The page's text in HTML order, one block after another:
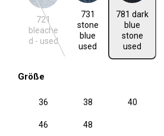
721
bleache
d - used
721 bleached - used
(Diese Option ist zurzeit nicht
731
stone
blue
used
731 stone blue used781 dark
blue
stone
used
781 dark blue stone
891
Größe
36 38 40
46 48